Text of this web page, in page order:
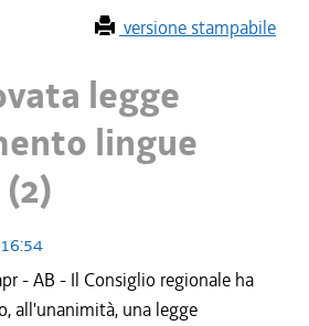
versione stampabile
legge
lingue
16:54
- AB - Il Consiglio regionale ha
all'unanimità, una legge